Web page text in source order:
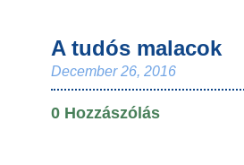
A tudós malacok
December 26, 2016
0 Hozzászólás